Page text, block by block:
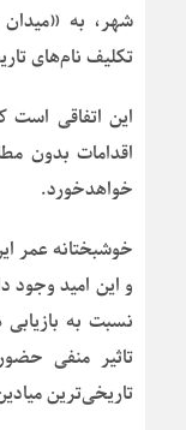
شهر، به
تکلیف نام‌های
این اتفاقی است
اقدامات بدون
خواهدخورد.
خوشبختانه عمر
و این امید وجود
نسبت به بازیابی
تاثیر منفی
تاریخی‌ترین